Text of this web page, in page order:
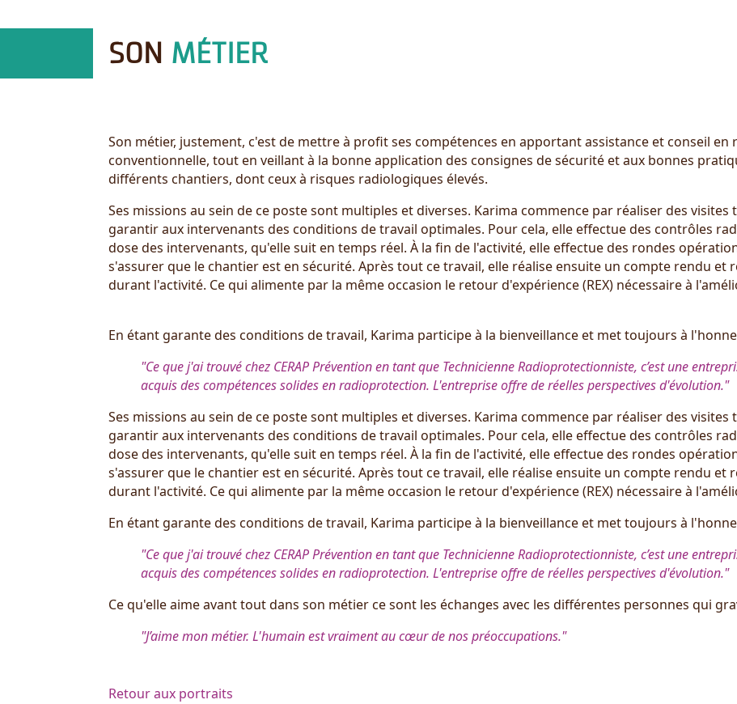
SON MÉTIER
Son métier, justement, c'est de mettre à profit ses compétences en apportant assistance et conseil
conventionnelle, tout en veillant à la bonne application des consignes de sécurité et aux bonnes
différents chantiers, dont ceux à risques radiologiques élevés.
Ses missions au sein de ce poste sont multiples et diverses. Karima commence par réaliser des
garantir aux intervenants des conditions de travail optimales. Pour cela, elle effectue des contrôles
dose des intervenants, qu'elle suit en temps réel. À la fin de l'activité, elle effectue des rondes
s'assurer que le chantier est en sécurité. Après tout ce travail, elle réalise ensuite un compte rendu et
durant l'activité. Ce qui alimente par la même occasion le retour d'expérience (REX) nécessaire à
En étant garante des conditions de travail, Karima participe à la bienveillance et met toujours à
"Ce que j'ai trouvé chez CERAP Prévention en tant que Technicienne Radioprotectionniste, c’est une
acquis des compétences solides en radioprotection. L'entreprise offre de réelles perspectives d'évolution."
Ses missions au sein de ce poste sont multiples et diverses. Karima commence par réaliser des
garantir aux intervenants des conditions de travail optimales. Pour cela, elle effectue des contrôles
dose des intervenants, qu'elle suit en temps réel. À la fin de l'activité, elle effectue des rondes
s'assurer que le chantier est en sécurité. Après tout ce travail, elle réalise ensuite un compte rendu et
durant l'activité. Ce qui alimente par la même occasion le retour d'expérience (REX) nécessaire à
En étant garante des conditions de travail, Karima participe à la bienveillance et met toujours à
"Ce que j'ai trouvé chez CERAP Prévention en tant que Technicienne Radioprotectionniste, c’est une
acquis des compétences solides en radioprotection. L'entreprise offre de réelles perspectives d'évolution."
Ce qu'elle aime avant tout dans son métier ce sont les échanges avec les différentes personnes qui
"J’aime mon métier. L'humain est vraiment au cœur de nos préoccupations."
Retour aux portraits